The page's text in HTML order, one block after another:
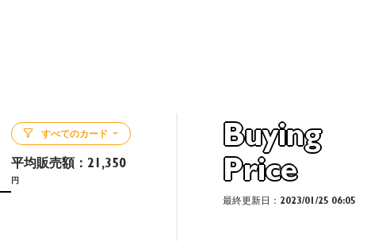
すべてのカード
平均販売額： 21,350
円
Buying
Price
最終更新日：2023/01/25 06:05